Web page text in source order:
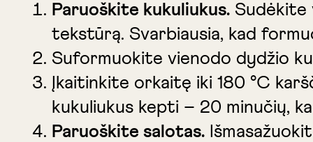
Paruoškite kukuliukus.Sudėkite
tekstūrą. Svarbiausia, kad
Suformuokite vienodo dydžio
Įkaitinkite orkaitę iki 180 °C
kukuliukus kepti – 20 minučių,
Paruoškite salotas.